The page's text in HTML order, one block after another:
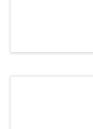
إلى آلاف
بتنافسهن
للمطبخ خاصة